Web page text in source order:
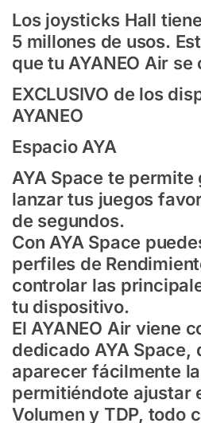
Los joysticks Hall
5 millones de usos.
que tu AYANEO Air
EXCLUSIVO de los
AYANEO
Espacio AYA
AYA Space te
lanzar tus juegos
de segundos.
Con AYA Space
perfiles de
controlar las
tu dispositivo.
El AYANEO Air viene
dedicado AYA Space,
aparecer fácilmente
permitiéndote ajustar
Volumen y TDP, todo